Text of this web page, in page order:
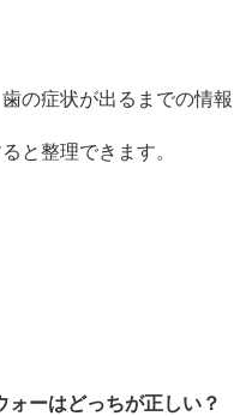
の症状が出るまでの情報
と整理できます。
ォーはどっちが正しい？